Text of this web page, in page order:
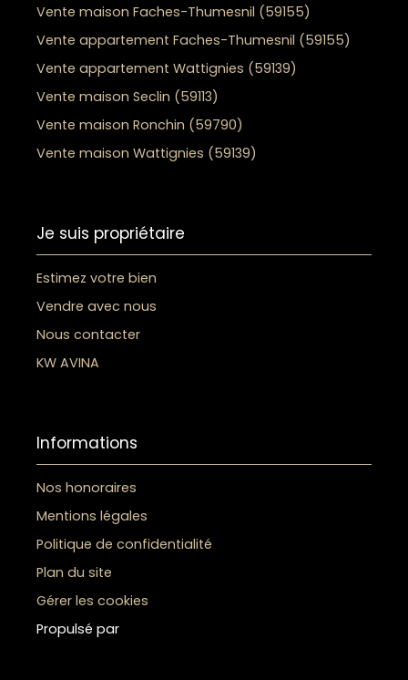
Vente maison Faches-Thumesnil (59155)
Vente appartement Faches-Thumesnil (59155)
Vente appartement Wattignies (59139)
Vente maison Seclin (59113)
Vente maison Ronchin (59790)
Vente maison Wattignies (59139)
Je suis propriétaire
Estimez votre bien
Vendre avec nous
Nous contacter
KW AVINA
Informations
Nos honoraires
Mentions légales
Politique de confidentialité
Plan du site
Gérer les cookies
Propulsé par